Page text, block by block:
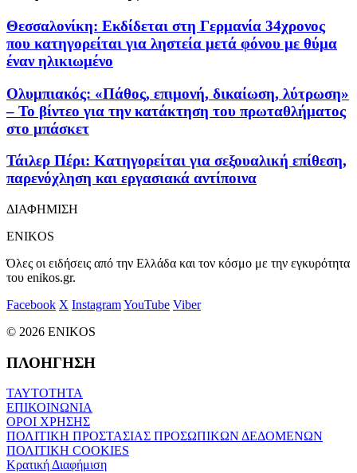
Θεσσαλονίκη: Εκδίδεται στη Γερμανία 34χρονος
που κατηγορείται για ληστεία μετά φόνου με θύμα
έναν ηλικιωμένο
Ολυμπιακός: «Πάθος, επιμονή, δικαίωση, λύτρωση»
– Το βίντεο για την κατάκτηση του πρωταθλήματος
στο μπάσκετ
Τάιλερ Πέρι: Κατηγορείται για σεξουαλική επίθεση,
παρενόχληση και εργασιακά αντίποινα
ΔΙΑΦΗΜΙΣΗ
ENIKOS
Όλες οι ειδήσεις από την Ελλάδα και τον κόσμο με την εγκυρότητα
του enikos.gr.
Facebook X InstagramYouTube Viber
© 2026 ENIKOS
ΠΛΟΗΓΗΣΗ
ΤΑΥΤΟΤΗΤΑ
ΕΠΙΚΟΙΝΩΝΙΑ
ΟΡΟΙ ΧΡΗΣΗΣ
ΠΟΛΙΤΙΚΗ ΠΡΟΣΤΑΣΙΑΣ ΠΡΟΣΩΠΙΚΩΝ ΔΕΔΟΜΕΝΩΝ
ΠΟΛΙΤΙΚΗ COOKIES
Κρατική Διαφήμιση